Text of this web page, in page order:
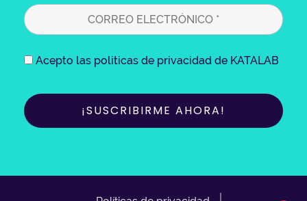
Acepto las politicas de privacidad de KATALAB